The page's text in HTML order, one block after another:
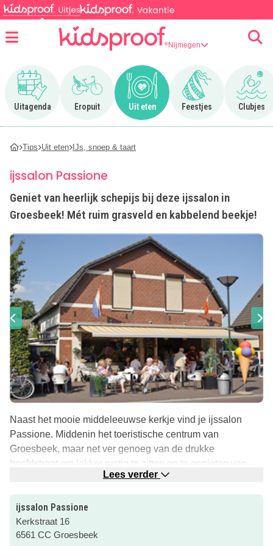
Nijmegen
Uitagenda
Ga naar Uitagenda
Eropuit
Ga naar Eropuit
Uit eten
Ga naar Uit eten
Feestjes
Ga naar Feestjes
Clubjes
Ga
Tips Uit eten IJs, snoep & taart
ijssalon Passione
Geniet van heerlijk schepijs bij deze ijssalon in
Groesbeek! Mét ruim grasveld en kabbelend beekje!
Naast het mooie middeleeuwse kerkje vind je ijssalon
Passione. Middenin het toeristische centrum van
Groesbeek, maar net ver genoeg van de drukke
hoofdstraat om lekker rustig te zitten en te genieten van
een overheerlijke ijscoupe of een van onze koffie- of
theespecialiteiten.
Dit is een gezellige ijssalon in hartje Groesbeek. Sinds
2009 verkopen Geert en Willeke Arts (Groesbeek) het
Lees verder
ijssalon Passione
Kerkstraat 16
6561 CC Groesbeek